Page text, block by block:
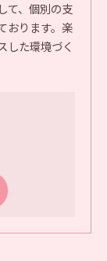
て、個別の支
おります。楽
した環境づく